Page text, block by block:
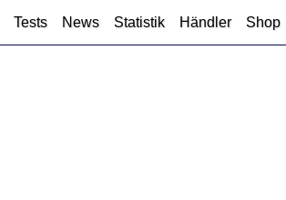
Tests News Statistik Händler Shop